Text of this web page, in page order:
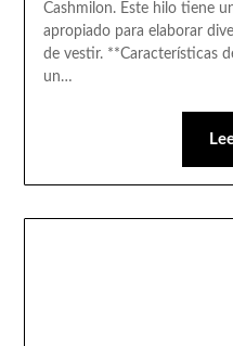
Cashmilon. Este hilo tiene
apropiado para elaborar
de vestir. **Características
un…